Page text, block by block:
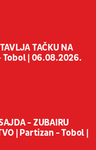
TAČKU NA
Tobol | 06.08.2026.
- ZUBAIRU
| Partizan - Tobol |